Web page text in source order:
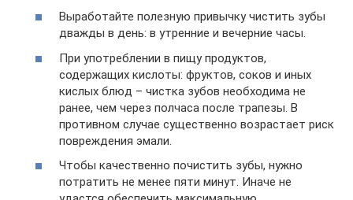
Выработайте полезную привычку чистить зубы
дважды в день: в утренние и вечерние часы.
При употреблении в пищу продуктов,
содержащих кислоты: фруктов, соков и иных
кислых блюд – чистка зубов необходима не
ранее, чем через полчаса после трапезы. В
противном случае существенно возрастает риск
повреждения эмали.
Чтобы качественно почистить зубы, нужно
потратить не менее пяти минут. Иначе не